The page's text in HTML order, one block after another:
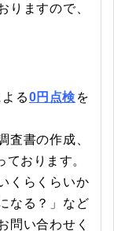
りますので、
る0円点検 を
査書の作成、
おります。
くらくらいか
なる？」など
問い合わせく